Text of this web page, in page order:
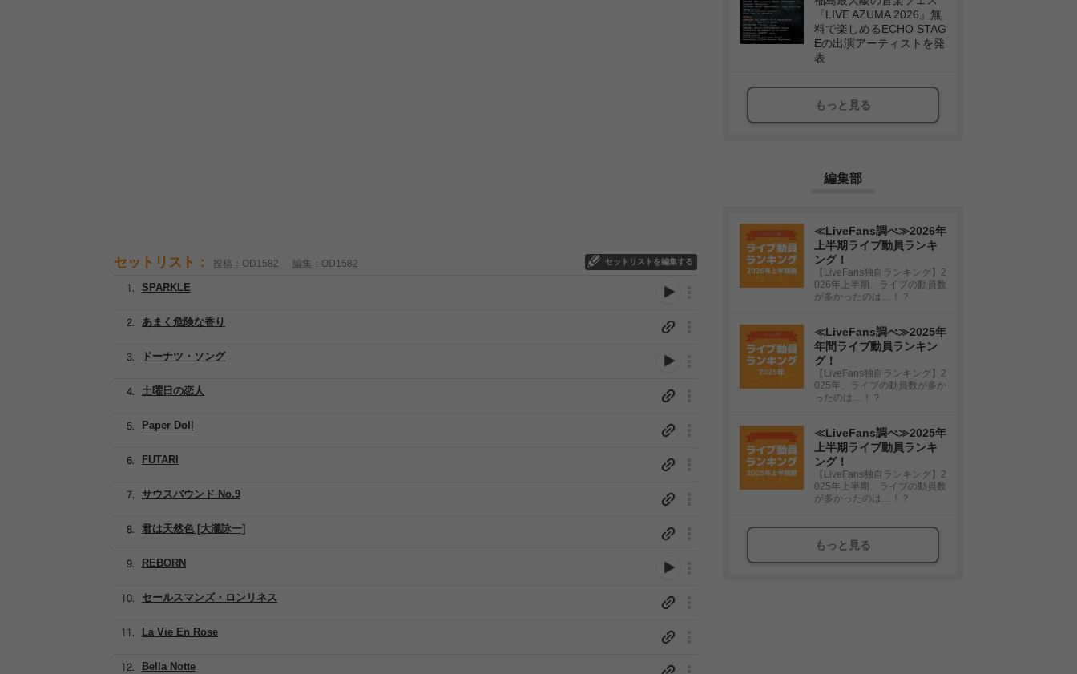
セットリスト： 投稿：OD1582 編集：OD1582 セットリストを編集する
SPARKLE
あまく危険な香り
ドーナツ・ソング
土曜日の恋人
Paper Doll
FUTARI
サウスバウンド No.9
君は天然色 [大瀧詠一]
REBORN
セールスマンズ・ロンリネス
La Vie En Rose
Bella Notte
『LIVE AZUMA 2026』無
料で楽しめるECHO STAG
Eの出演アーティストを発
表
もっと見る
編集部
≪LiveFans調べ≫2026年
上半期ライブ動員ランキ
ング！
【LiveFans独自ランキング】2
026年上半期、ライブの動員数
が多かったのは…！？
≪LiveFans調べ≫2025年
年間ライブ動員ランキン
グ！
【LiveFans独自ランキング】2
025年、ライブの動員数が多か
ったのは…！？
≪LiveFans調べ≫2025年
上半期ライブ動員ランキ
ング！
【LiveFans独自ランキング】2
025年上半期、ライブの動員数
が多かったのは…！？
もっと見る